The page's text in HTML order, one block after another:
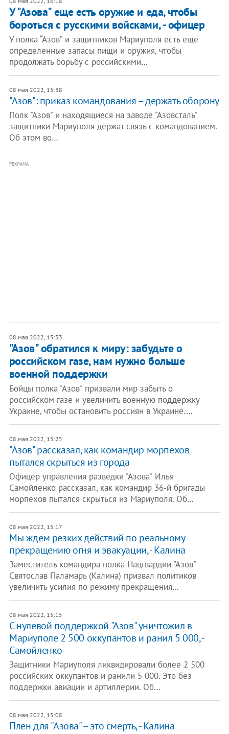
У "Азова" еще есть оружие и еда, чтобы
бороться с русскими войсками, - офицер
У полка “Азов” и защитников Мариуполя есть еще
определенные запасы пищи и оружия, чтобы
продолжать борьбу с российскими…
08 мая 2022, 15:38
"Азов": приказ командования – держать оборону
Полк "Азов" и находящиеся на заводе "Азовсталь"
защитники Мариуполя держат связь с командованием.
Об этом во…
РЕКЛАМА
08 мая 2022, 15:33
"Азов" обратился к миру: забудьте о
российском газе, нам нужно больше
военной поддержки
Бойцы полка "Азов" призвали мир забыть о
российском газе и увеличить военную поддержку
Украине, чтобы остановить россиян в Украине.…
08 мая 2022, 15:25
"Азов" рассказал, как командир морпехов
пытался скрыться из города
Офицер управления разведки "Азова" Илья
Самойленко рассказал, как командир 36-й бригады
морпехов пытался скрыться из Мариуполя. Об…
08 мая 2022, 15:17
Мы ждем резких действий по реальному
прекращению огня и эвакуации, - Калина
Заместитель командира полка Нацгвардии "Азов"
Святослав Паламарь (Калина) призвал политиков
увеличить усилия по режиму прекращения…
08 мая 2022, 15:15
С нулевой поддержкой "Азов" уничтожил в
Мариуполе 2 500 оккупантов и ранил 5 000, -
Самойленко
Защитники Мариуполя ликвидировали более 2 500
российских оккупантов и ранили 5 000. Это без
поддержки авиации и артиллерии. Об…
08 мая 2022, 15:08
Плен для "Азова" – это смерть, - Калина